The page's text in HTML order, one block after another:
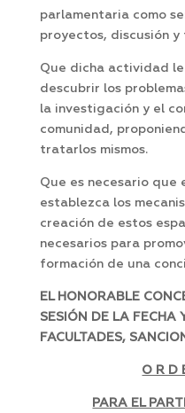
parlamentaria como
proyectos, discusión
Que dicha actividad
descubrir los
la investigación y el
comunidad,
tratarlos mismos.
Que es necesario que
establezca los
creación de estos
necesarios para
formación de una
EL HONORABLE
SESIÓN DE LA FECHA
FACULTADES,
O R D
PARA EL